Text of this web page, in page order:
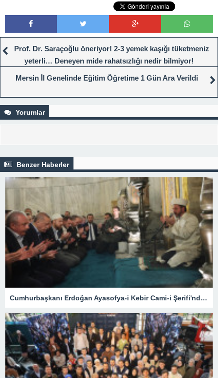
Prof. Dr. Saraçoğlu öneriyor! 2-3 yemek kaşığı tüketmeniz
yeterli… Deneyen mide rahatsızlığı nedir bilmiyor!
Mersin İl Genelinde Eğitim Öğretime 1 Gün Ara Verildi
Yorumlar
Benzer Haberler
Cumhurbaşkanı Erdoğan Ayasofya-i Kebir Cami-i Şerifi'nde namaz kıldı, Kur'an okudu